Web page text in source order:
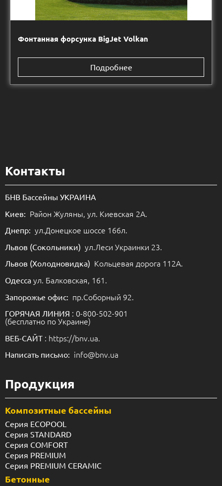
Фонтанная форсунка BigJet Volkan
Подробнее
Контакты
БНВ Бассейны УКРАИНА
Киев: Район Жуляны, ул. Киевская 2А.
Днепр: ул.Донецкое шоссе 166л.
Львов (Сокольники) ул.Леси Украинки 23.
Львов (Холодновидка) Кольцевая дорога 112А.
Одесса ул. Балковская, 161.
Запорожье офис: пр.Соборный 92.
ГОРЯЧАЯ ЛИНИЯ : 0-800-502-901
(бесплатно по Украине)
ВЕБ-САЙТ : https://bnv.ua.
Написать письмо: info@bnv.ua
Продукция
Композитные бассейны
Серия ECOPOOL
Серия STANDARD
Серия COMFORT
Серия PREMIUM
Серия PREMIUM CERAMIC
Бетонные